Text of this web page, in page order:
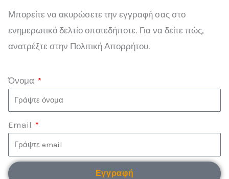
Μπορείτε να ακυρώσετε την εγγραφή σας στο
ενημερωτικό δελτίο οποτεδήποτε. Για να δείτε πώς,
ανατρέξτε στην Πολιτική Απορρήτου.
Όνομα
Email
Εγγραφή